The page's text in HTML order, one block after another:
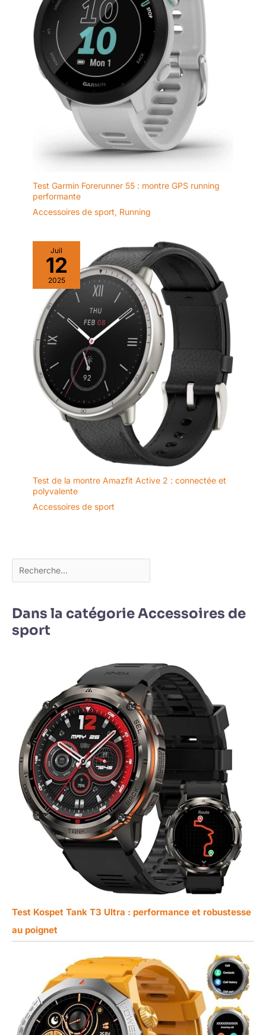
rapports de santé détaillés via
l'application compagnon, ce qui
vous aide à mieux comprendre
votre corps et à ajuster votre
mode de vie. Il offre également
une faible consommation
d'énergie, une surveillance de
haute précision et une détection
en temps réel pour des résultats
plus précis.
【Expérience
d'interaction riche avec
l'interface utilisateur】La montre
DM1 propose 12 cadrans
locaux, 4 cadrans
personnalisables et prend en
charge le téléchargement de
cadrans supplémentaires via
permet de basculer entre les
modes d'affichage numérique
Avec 256 Mo de mémoire et 6
styles thématiques, elle garantit
une expérience utilisateur fluide
et stable.
【Montre
intelligente multifonctionnelle
pour hommes 2026】
Fonctionnalités supplémentaires
: Affichage Always-on, appels
Bluetooth, assistant vocal IA,
rappels intelligents, prévisions
météo, contrôle à distance de la
caméra, contrôle de la lecture
de musique, suivi de la santé,
170 modes sportifs, suivi des
calories, comptage des pas,
suivi de la distance, lampe de
poche, calculatrice, minuterie,
chronomètre, réveil, localisateur
téléphone/montre, sons et
vibrations, et bien plus encore.
Test Garmin Forerunner 55 : montre GPS running
performante
Accessoires de sport, Running
Juil
12
2025
Test de la montre Amazfit Active 2 : connectée et
polyvalente
Accessoires de sport
Dans la catégorie Accessoires de
sport
Test Kospet Tank T3 Ultra : performance et robustesse
au poignet